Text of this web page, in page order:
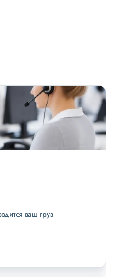
ваш груз